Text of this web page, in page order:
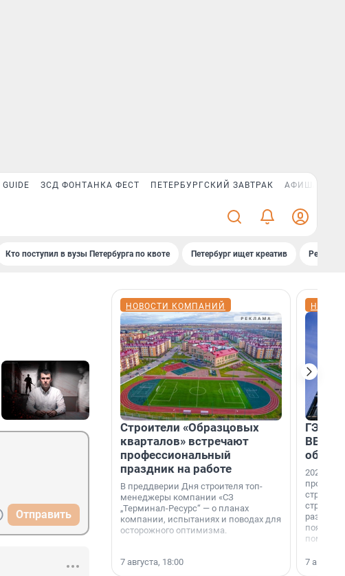
GUIDE ЗСД ФОНТАНКА ФЕСТ ПЕТЕРБУРГСКИЙ ЗАВТРАК АФИША PLUS
Кто поступил в вузы Петербурга по квоте Петербург ищет креатив
Отправить
НОВОСТИ КОМПАНИЙ
Строители «Образцовых
кварталов» встречают
профессиональный
праздник на работе
В преддверии Дня строителя топ-
менеджеры компании «СЗ
„Терминал-Ресурс“ — о планах
компании, испытаниях и поводах для
осторожного оптимизма.
7 августа, 18:00
ГЭС,
ВВП: в
об
2026-й —
раз. В
7